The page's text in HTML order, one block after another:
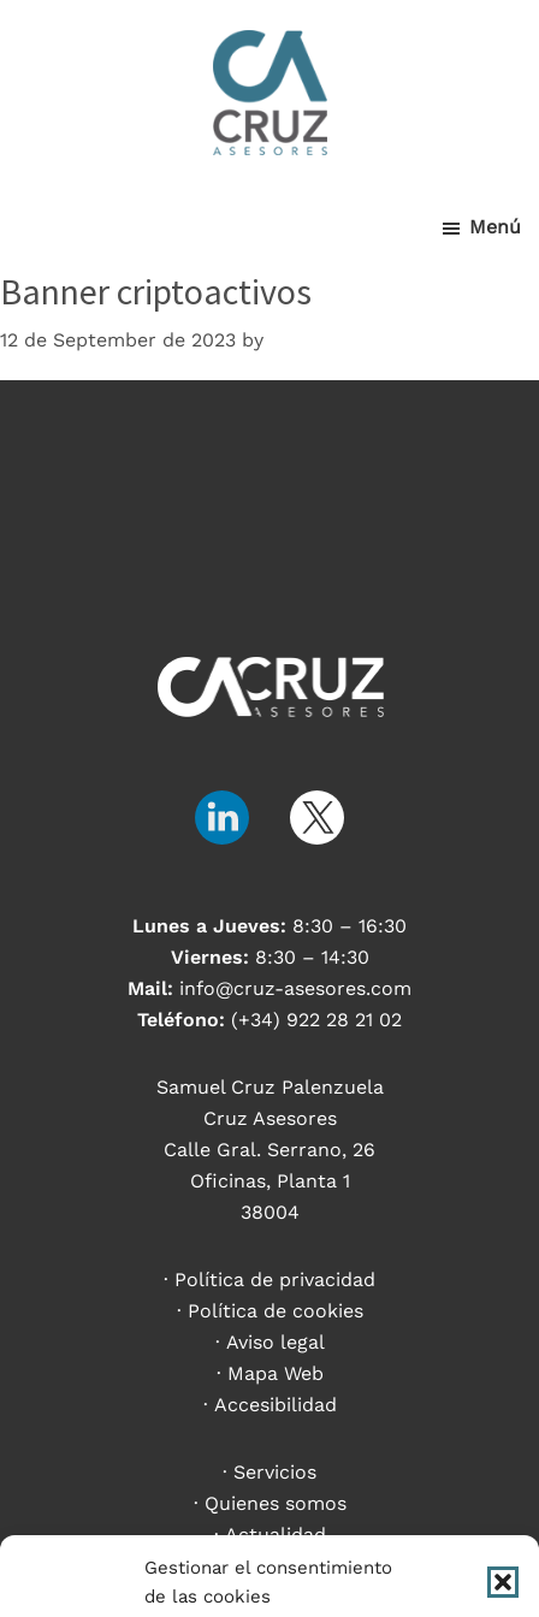
Gestionar el consentimiento
de las cookies
Menú
Banner criptoactivos
12 de September de 2023 by
Lunes a Jueves: 8:30 – 16:30
Viernes: 8:30 – 14:30
Mail: info@cruz-asesores.com
Teléfono: (+34) 922 28 21 02
Samuel Cruz Palenzuela
Cruz Asesores
Calle Gral. Serrano, 26
Oficinas, Planta 1
38004
Política de privacidad
Política de cookies
Aviso legal
Mapa Web
Accesibilidad
Servicios
Quienes somos
Actualidad
Criptoactivos
Contacto